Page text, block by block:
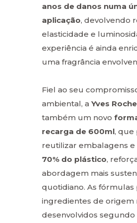
anos de danos numa
aplicação, devolvendo
elasticidade e
experiência é ainda
uma fragrância
Fiel ao seu
ambiental, a Yves
também um novo
recarga de 600ml, que
reutilizar embalagens
70% do plástico,
abordagem mais
quotidiano. As fórmulas
ingredientes de origem
desenvolvidos segundo